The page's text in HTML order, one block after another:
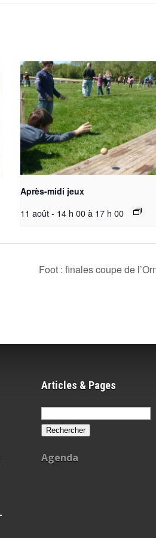
Après-midi jeux
11 août - 14 h 00 à 17 h 00
Foot : finales coupe de
Articles & Pages
Rechercher :
Agenda